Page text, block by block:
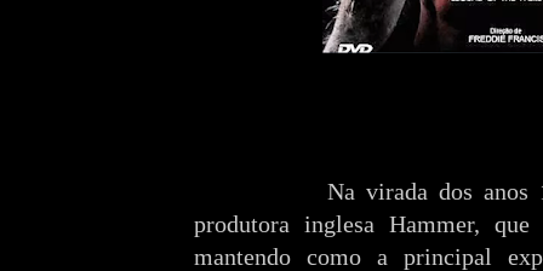
Na virada dos anos
produtora inglesa Hammer,
mantendo como a principal